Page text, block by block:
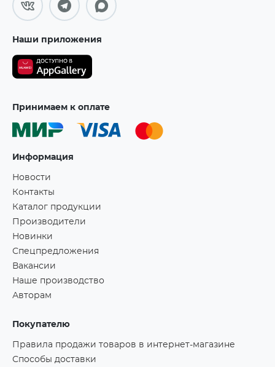
Наши приложения
Принимаем к оплате
Информация
Новости
Контакты
Каталог продукции
Производители
Новинки
Спецпредложения
Вакансии
Наше производство
Авторам
Покупателю
Правила продажи товаров в интернет-магазине
Способы доставки